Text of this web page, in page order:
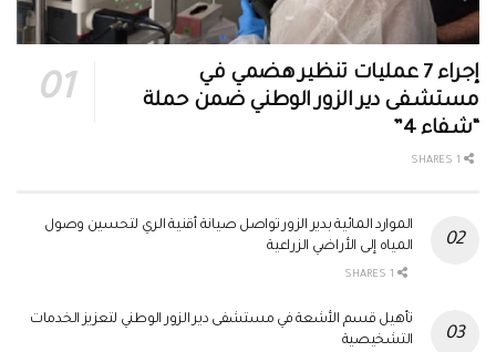
إجراء 7 عمليات تنظير هضمي في
مستشفى دير الزور الوطني ضمن حملة
“شفاء 4”
الموارد المائية بدير الزور تواصل صيانة أقنية الري لتحسين وصول
المياه إلى الأراضي الزراعية
تأهيل قسم الأشعة في مستشفى دير الزور الوطني لتعزيز الخدمات
التشخيصية